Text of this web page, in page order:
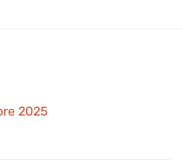
2025